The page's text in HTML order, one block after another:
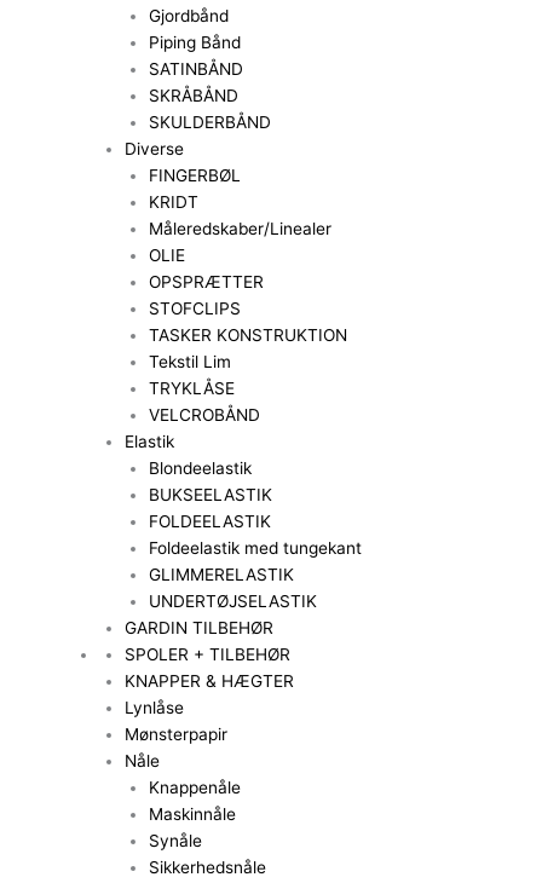
Gjordbånd
Piping Bånd
SATINBÅND
SKRÅBÅND
SKULDERBÅND
Diverse
FINGERBØL
KRIDT
Måleredskaber/Linealer
OLIE
OPSPRÆTTER
STOFCLIPS
TASKER KONSTRUKTION
Tekstil Lim
TRYKLÅSE
VELCROBÅND
Elastik
Blondeelastik
BUKSEELASTIK
FOLDEELASTIK
Foldeelastik med tungekant
GLIMMERELASTIK
UNDERTØJSELASTIK
GARDIN TILBEHØR
SPOLER + TILBEHØR
KNAPPER & HÆGTER
Lynlåse
Mønsterpapir
Nåle
Knappenåle
Maskinnåle
Synåle
Sikkerhedsnåle